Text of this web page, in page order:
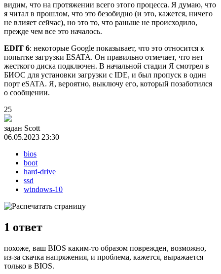
видим, что на протяжении всего этого процесса. Я думаю, что
я читал в прошлом, что это безобидно (и это, кажется, ничего
не влияет сейчас), но это то, что раньше не происходило,
прежде чем все это началось.
EDIT 6: некоторые Google показывает, что это относится к
попытке загрузки ESATA. Он правильно отмечает, что нет
жесткого диска подключен. В начальной стадии Я смотрел в
БИОС для установки загрузки с IDE, и был пропуск в один
порт eSATA. Я, вероятно, выключу его, который позаботился
о сообщении.
25
задан Scott
06.05.2023 23:30
bios
boot
hard-drive
ssd
windows-10
1 ответ
похоже, ваш BIOS каким-то образом поврежден, возможно,
из-за скачка напряжения, и проблема, кажется, выражается
только в BIOS.